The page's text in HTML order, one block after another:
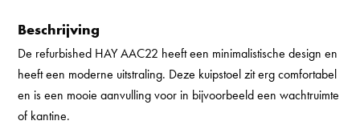
Beschrijving
De refurbished HAY AAC22 heeft een minimalistische design en
heeft een moderne uitstraling. Deze kuipstoel zit erg comfortabel
en is een mooie aanvulling voor in bijvoorbeeld een wachtruimte
of kantine.